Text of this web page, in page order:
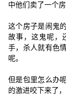
中他们卖了一个房
这个房子是闹鬼
故事，这鬼呢，
手，杀人就有色
呢。
但是包里怎么办
的激进咬下来了